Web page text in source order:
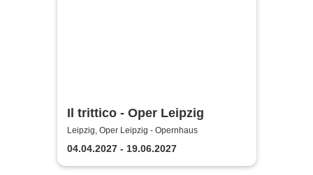
Il trittico - Oper Leipzig
Leipzig, Oper Leipzig - Opernhaus
04.04.2027 - 19.06.2027